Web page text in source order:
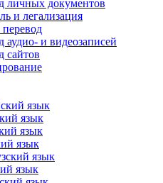
личных документов
и легализация
аудио- и видеозаписей
сайтов
язык
язык
язык
язык
язык
язык